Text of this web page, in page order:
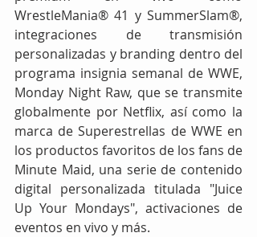
WrestleMania® 41 y SummerSlam®,
integraciones de transmisión
personalizadas y branding dentro del
programa insignia semanal de WWE,
Monday Night Raw, que se transmite
globalmente por Netflix, así como la
marca de Superestrellas de WWE en
los productos favoritos de los fans de
Minute Maid, una serie de contenido
digital personalizada titulada "Juice
Up Your Mondays", activaciones de
eventos en vivo y más.